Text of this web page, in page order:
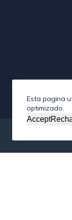
Esta pagina
optimizado.
Accept